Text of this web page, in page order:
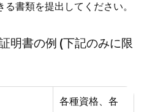
書類を提出してください。
明書の例 (下記のみに限
各種資格、各